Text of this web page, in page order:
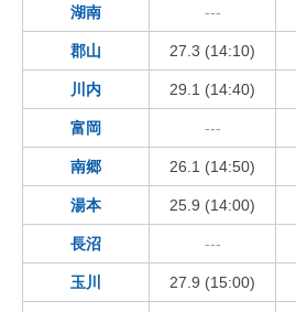
湖南 ---
郡山 27.3 (14:10)
川内 29.1 (14:40)
富岡 ---
南郷 26.1 (14:50)
湯本 25.9 (14:00)
長沼 ---
玉川 27.9 (15:00)